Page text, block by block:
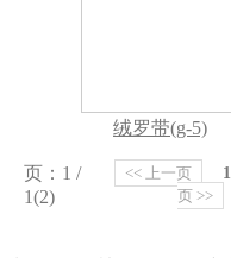
绒罗带(g-5)
页：1 /
1(2)
<< 上一页 1
页 >>